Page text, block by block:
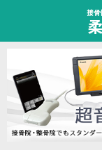
接
HOME
トピック